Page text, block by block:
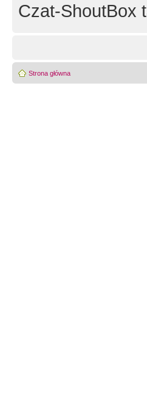
Czat-ShoutBox
Strona główna